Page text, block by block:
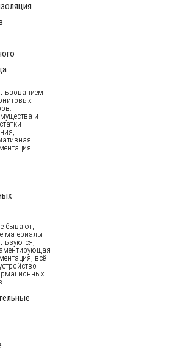
и
бывают,
материалы
всё